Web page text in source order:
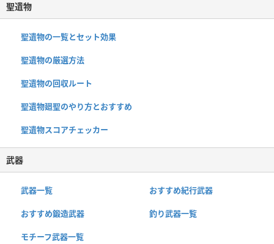
聖遺物
聖遺物の一覧とセット効果
聖遺物の厳選方法
聖遺物の回収ルート
聖遺物廻聖のやり方とおすすめ
聖遺物スコアチェッカー
武器
武器一覧 おすすめ紀行武器
おすすめ鍛造武器 釣り武器一覧
モチーフ武器一覧